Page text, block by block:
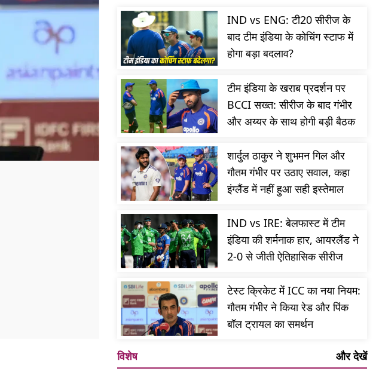
IND vs ENG: टी20 सीरीज के
बाद टीम इंडिया के कोचिंग स्टाफ में
होगा बड़ा बदलाव?
टीम इंडिया के खराब प्रदर्शन पर
BCCI सख्त: सीरीज के बाद गंभीर
और अय्यर के साथ होगी बड़ी बैठक
शार्दुल ठाकुर ने शुभमन गिल और
गौतम गंभीर पर उठाए सवाल, कहा
इंग्लैंड में नहीं हुआ सही इस्तेमाल
IND vs IRE: बेलफास्ट में टीम
इंडिया की शर्मनाक हार, आयरलैंड ने
2-0 से जीती ऐतिहासिक सीरीज
टेस्ट क्रिकेट में ICC का नया नियम:
गौतम गंभीर ने किया रेड और पिंक
बॉल ट्रायल का समर्थन
विशेष और देखें